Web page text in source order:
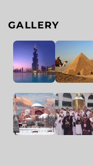
GALLERY